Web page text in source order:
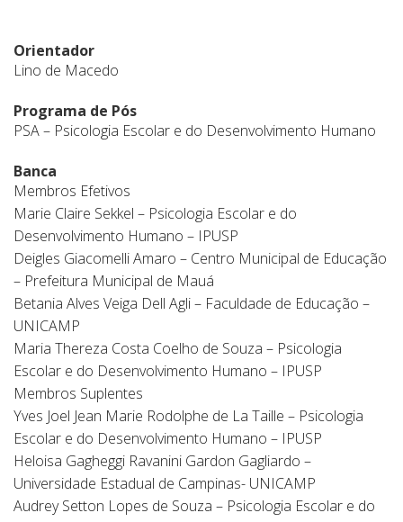
Orientador
Lino de Macedo
Programa de Pós
PSA – Psicologia Escolar e do Desenvolvimento Humano
Banca
Membros Efetivos
Marie Claire Sekkel – Psicologia Escolar e do
Desenvolvimento Humano – IPUSP
Deigles Giacomelli Amaro – Centro Municipal de Educação
– Prefeitura Municipal de Mauá
Betania Alves Veiga Dell Agli – Faculdade de Educação –
UNICAMP
Maria Thereza Costa Coelho de Souza – Psicologia
Escolar e do Desenvolvimento Humano – IPUSP
Membros Suplentes
Yves Joel Jean Marie Rodolphe de La Taille – Psicologia
Escolar e do Desenvolvimento Humano – IPUSP
Heloisa Gagheggi Ravanini Gardon Gagliardo –
Universidade Estadual de Campinas- UNICAMP
Audrey Setton Lopes de Souza – Psicologia Escolar e do